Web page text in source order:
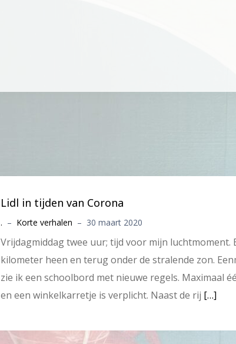
Lidl in tijden van Corona
. – Korte verhalen – 30 maart 2020
Vrijdagmiddag twee uur; tijd voor mijn
kilometer heen en terug onder de stralende zon.
zie ik een schoolbord met nieuwe regels. Maximaal
en een winkelkarretje is verplicht. Naast de rij […]